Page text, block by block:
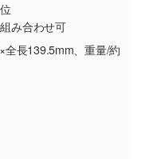
プの指定や、
ります。→
ー部分だけを
たいキャラク
るデータは切
場合、または
る場合
換依頼(商
)
み合わせ可
長139.5mm、重量/約